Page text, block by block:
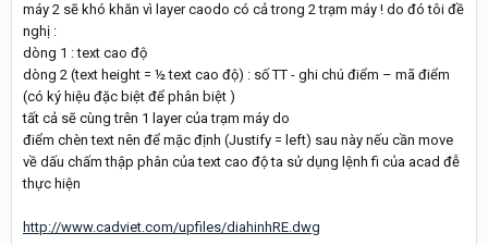
máy 2 sẽ khó khăn vì layer caodo có cả trong 2 trạm máy ! do đó tôi đề
nghị :
dòng 1 : text cao độ
dòng 2 (text height = ½ text cao độ) : số TT - ghi chú điểm – mã điểm
(có ký hiệu đặc biệt để phân biệt )
tất cả sẽ cùng trên 1 layer của trạm máy do
điểm chèn text nên để mặc định (Justify = left) sau này nếu cần move
về dấu chấm thập phân của text cao độ ta sử dụng lệnh fi của acad đễ
thực hiện
http://www.cadviet.com/upfiles/diahinhRE.dwg